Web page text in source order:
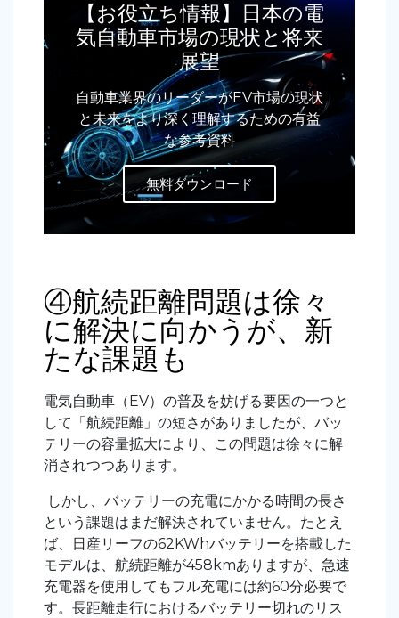
【お役立ち情報】日本の電
気自動車市場の現状と将来
展望
自動車業界のリーダーがEV市場の現状
と未来をより深く理解するための有益
な参考資料
無料ダウンロード
④航続距離問題は徐々
に解決に向かうが、新
たな課題も
電気自動車（EV）の普及を妨げる要因の一つと
して「航続距離」の短さがありましたが、バッ
テリーの容量拡大により、この問題は徐々に解
消されつつあります。
しかし、バッテリーの充電にかかる時間の長さ
という課題はまだ解決されていません。たとえ
ば、日産リーフの62KWhバッテリーを搭載した
モデルは、航続距離が458kmありますが、急速
充電器を使用してもフル充電には約60分必要で
す。長距離走行におけるバッテリー切れのリス